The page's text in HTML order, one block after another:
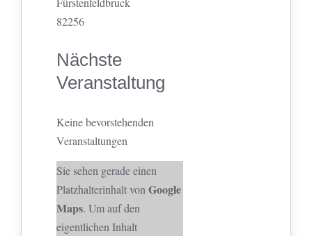
82256
Nächste
Veranstaltung
Keine bevorstehenden
Veranstaltungen
Sie sehen gerade einen
Platzhalterinhalt vonGoogle
Maps. Um auf den
eigentlichen Inhalt